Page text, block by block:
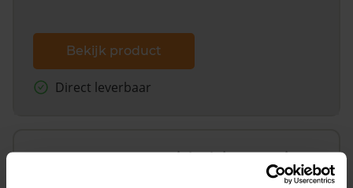
Bekijk product
Direct leverbaar
Koopsommenoverzicht (1 jaar gratis